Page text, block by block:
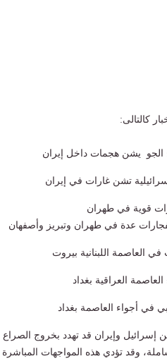
كالتالى:
تشن غارات في إيران
قوية في طهران
عدة في طهران وتبريز وأصفهان
العاصمة اللبنانية بيروت
العراقية بغداد
في أجواء العاصمة بغداد
إسرائيل وإيران قد تهدد بخروج
وقد تؤدي هذه المواجهات المباشرة